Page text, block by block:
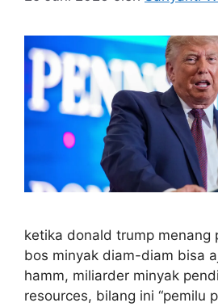
ketika donald trump menang
bos minyak diam-diam bisa
hamm, miliarder minyak
resources, bilang ini “pemilu